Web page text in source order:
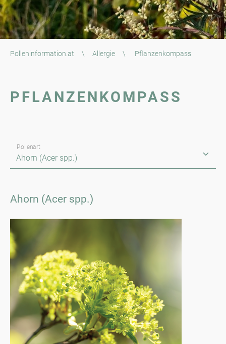
Polleninformation.at \ Allergie \ Pflanzenkompass
PFLANZENKOMPASS
Pollenart
Ahorn (Acer spp.)